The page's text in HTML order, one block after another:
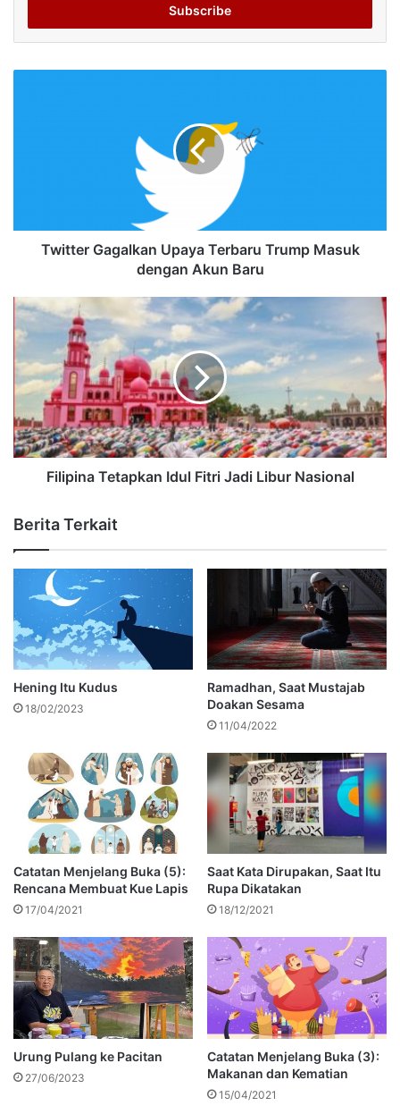
Twitter Gagalkan Upaya Terbaru Trump Masuk
dengan Akun Baru
Filipina Tetapkan Idul Fitri Jadi Libur Nasional
Berita Terkait
Hening Itu Kudus
18/02/2023
Ramadhan, Saat Mustajab
Doakan Sesama
11/04/2022
Catatan Menjelang Buka (5):
Rencana Membuat Kue Lapis
17/04/2021
Saat Kata Dirupakan, Saat Itu
Rupa Dikatakan
18/12/2021
Urung Pulang ke Pacitan
27/06/2023
Catatan Menjelang Buka (3):
Makanan dan Kematian
15/04/2021